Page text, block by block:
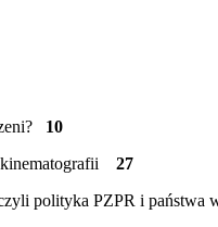
10
kinematografii 27
polityka PZPR i państwa